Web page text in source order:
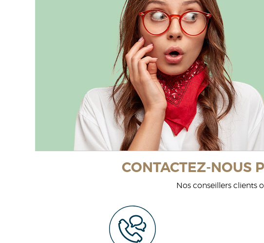
CONTACTEZ-NOUS
Nos conseillers clients